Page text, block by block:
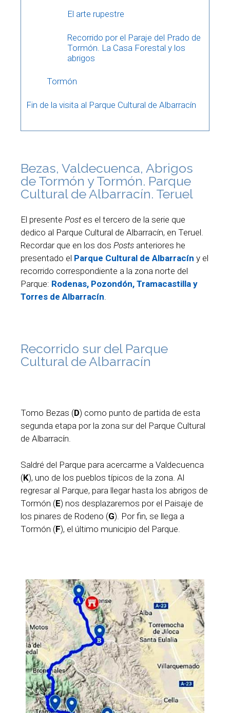
El arte rupestre
Recorrido por el Paraje del Prado de
Tormón. La Casa Forestal y los
abrigos
Tormón
Fin de la visita al Parque Cultural de Albarracín
Bezas, Valdecuenca, Abrigos
de Tormón y Tormón. Parque
Cultural de Albarracín. Teruel
El presente Postes el tercero de la serie que
dedico al Parque Cultural de Albarracín, en Teruel.
Recordar que en los dos Posts anteriores he
presentado el Parque Cultural de Albarracín y el
recorrido correspondiente a la zona norte del
Parque: Rodenas, Pozondón, Tramacastilla y
Torres de Albarracín.
Recorrido sur del Parque
Cultural de Albarracín
Tomo Bezas (D) como punto de partida de esta
segunda etapa por la zona sur del Parque Cultural
de Albarracín.
Saldré del Parque para acercarme a Valdecuenca
(K), uno de los pueblos típicos de la zona. Al
regresar al Parque, para llegar hasta los abrigos de
Tormón (E) nos desplazaremos por el Paisaje de
los pinares de Rodeno (G). Por fin, se llega a
Tormón (F), el último municipio del Parque.